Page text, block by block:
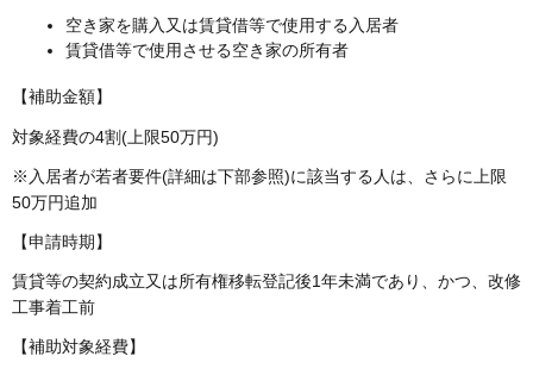
空き家を購入又は賃貸借等で使用する入居者
賃貸借等で使用させる空き家の所有者
【補助金額】
対象経費の4割(上限50万円)
※入居者が若者要件(詳細は下部参照)に該当する人は、さらに上限
50万円追加
【申請時期】
賃貸等の契約成立又は所有権移転登記後1年未満であり、かつ、改修
工事着工前
【補助対象経費】